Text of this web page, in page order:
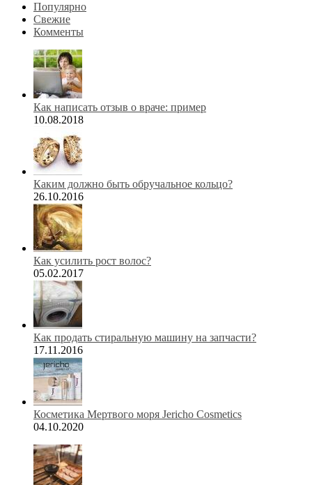
Популярно
Свежие
Комменты
Как написать отзыв о враче: пример
10.08.2018
Каким должно быть обручальное кольцо?
26.10.2016
Как усилить рост волос?
05.02.2017
Как продать стиральную машину на запчасти?
17.11.2016
Косметика Мертвого моря Jericho Cosmetics
04.10.2020